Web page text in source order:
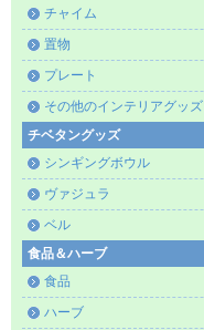
チャイム
置物
プレート
その他のインテリアグッズ
チベタングッズ
シンギングボウル
ヴァジュラ
ベル
食品＆ハーブ
食品
ハーブ